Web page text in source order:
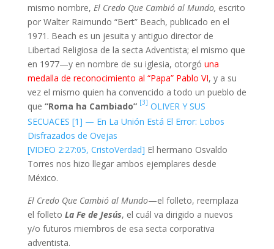
mismo nombre, El Credo Que Cambió al Mundo, escrito
por Walter Raimundo “Bert” Beach, publicado en el
1971. Beach es un jesuita y antiguo director de
Libertad Religiosa de la secta Adventista; el mismo que
en 1977—y en nombre de su iglesia, otorgó una
medalla de reconocimiento al “Papa” Pablo VI, y a su
vez el mismo quien ha convencido a todo un pueblo de
que “Roma ha Cambiado” [3] OLIVER Y SUS
SECUACES [1] — En La Unión Está El Error: Lobos
Disfrazados de Ovejas
[VIDEO 2:27:05, CristoVerdad] El hermano Osvaldo
Torres nos hizo llegar ambos ejemplares desde
México.
El Credo Que Cambió al Mundo—el folleto, reemplaza
el folleto La Fe de Jesús, el cuál va dirigido a nuevos
y/o futuros miembros de esa secta corporativa
adventista.